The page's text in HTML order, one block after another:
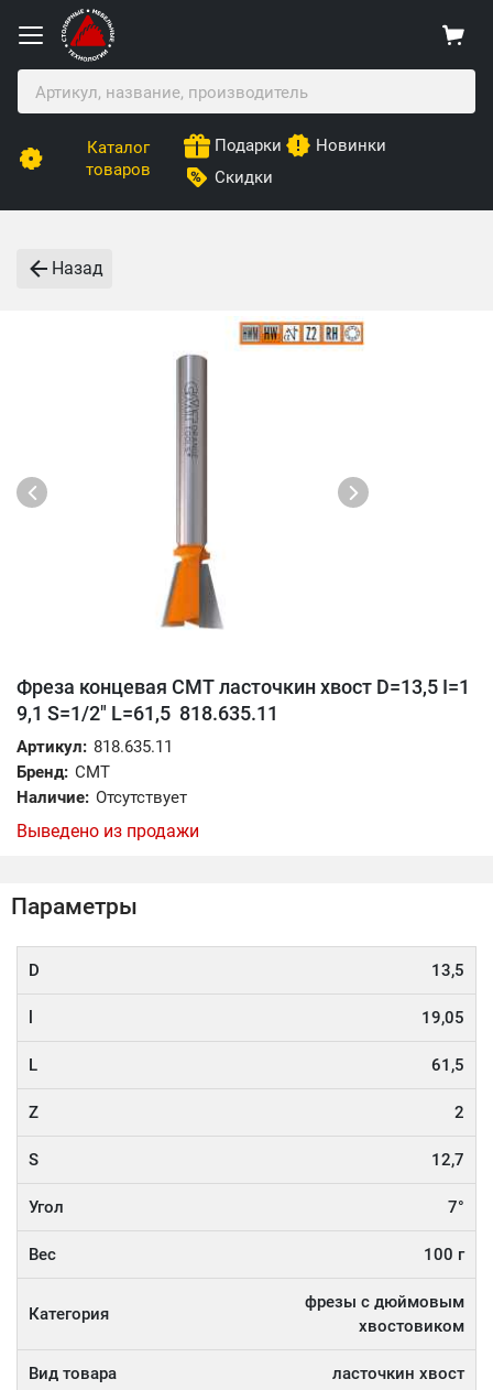
Каталог
товаров
Подарки
Новинки
Скидки
Назад
Фреза концевая CMT ласточкин хвост D=13,5 I=1
9,1 S=1/2" L=61,5 818.635.11
Артикул: 818.635.11
Бренд: CMT
Наличие: Отсутствует
Выведено из продажи
Параметры
D 13,5
19,05
L 61,5
Z 2
S 12,7
Угол 7°
Вес 100 г
Категория
фрезы с дюймовым
хвостовиком
Вид товара ласточкин хвост